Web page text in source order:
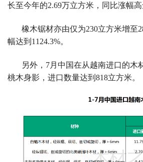
出
口
国？
长至今年的2.69万立方米，同比涨幅高
橡木锯材亦由仅为230立方米增至
幅达到1124.3%。
另外，7月中国在从越南进口的木
桃木身影，进口数量达到818立方米。